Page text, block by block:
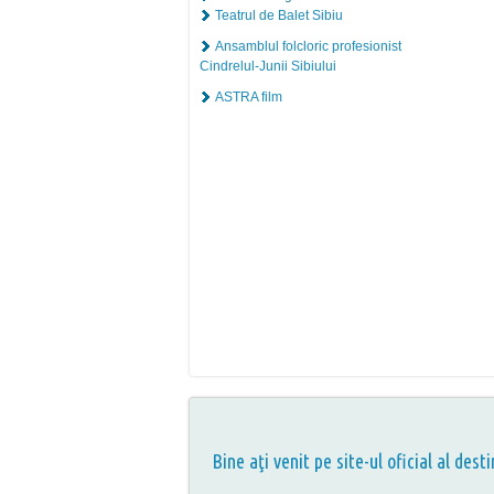
Teatrul de Balet Sibiu
Ansamblul folcloric profesionist
Cindrelul-Junii Sibiului
ASTRA film
Bine aţi venit pe site-ul oficial al